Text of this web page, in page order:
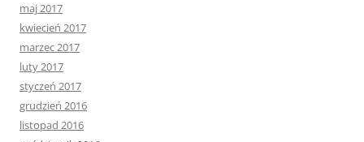
maj 2017
kwiecień 2017
marzec 2017
luty 2017
styczeń 2017
grudzień 2016
listopad 2016